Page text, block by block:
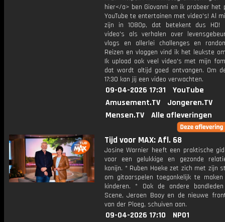
hier</a> ben Giovanni en ik probeer het
YouTube te entertainen met video's! Al
zijn in 1080p, dat betekent dus HD!
video's als verhalen over
vlogs en allerlei challenges en
Reizen en vloggen vind ik het leukste
Ik upload ook veel video's met mijn
dat wordt altijd goed ontvangen. Om
17:30 kan jij een video verwachten.
09-04-2026 17:31
YouTube
Amusement.TV
Jongeren.TV
Mensen.TV
Alle afleveringen
Tijd voor MAX: Afl. 68
Josine Warnier heeft een praktische
voor een gelukkige en gezonde
konijn. * Ruben Hoeke zet zich met zijn
om gitaarspelen toegankelijk te
kinderen. * Ook de andere
Scene, Jeroen Booy en de nieuwe
van der Ploeg, schuiven aan.
09-04-2026 17:10
NPO1